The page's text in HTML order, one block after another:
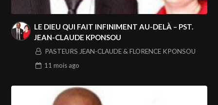
LE DIEU QUI FAIT INFINIMENT AU-DELÀ – PST.
JEAN-CLAUDE KPONSOU
PASTEURS JEAN-CLAUDE & FLORENCE KPONSOU
11 mois ago